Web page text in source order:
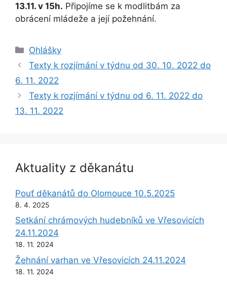
13.11. v 15h. Připojíme se k modlitbám za
obrácení mládeže a její požehnání.
Rubriky
Ohlášky
Texty k rozjímání v týdnu od 30. 10. 2022 do
6. 11. 2022
Texty k rozjímání v týdnu od 6. 11. 2022 do
13. 11. 2022
Aktuality z děkanátu
Pouť děkanátů do Olomouce 10.5.2025
8. 4. 2025
Setkání chrámových hudebníků ve Vřesovicích
24.11.2024
18. 11. 2024
Žehnání varhan ve Vřesovicích 24.11.2024
18. 11. 2024